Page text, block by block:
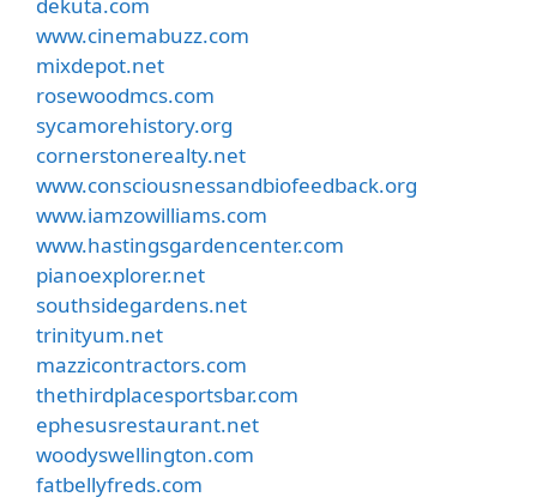
www.cinemabuzz.com
mixdepot.net
rosewoodmcs.com
sycamorehistory.org
cornerstonerealty.net
www.consciousnessandbiofeedback.org
www.iamzowilliams.com
www.hastingsgardencenter.com
pianoexplorer.net
southsidegardens.net
trinityum.net
mazzicontractors.com
thethirdplacesportsbar.com
ephesusrestaurant.net
woodyswellington.com
fatbellyfreds.com